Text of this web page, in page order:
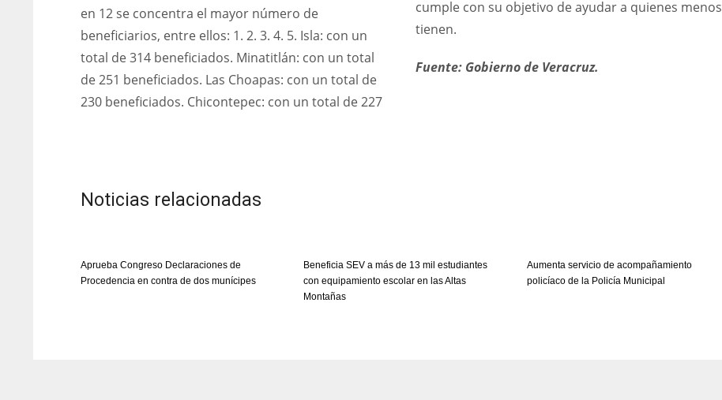
en 12 se concentra el mayor número de
beneficiarios, entre ellos: 1. 2. 3. 4. 5. Isla: con un
total de 314 beneficiados. Minatitlán: con un total
de 251 beneficiados. Las Choapas: con un total de
230 beneficiados. Chicontepec: con un total de 227
cumple con su objetivo de ayudar a quienes menos
tienen.
Fuente: Gobierno de Veracruz.
Noticias relacionadas
Aprueba Congreso Declaraciones de
Procedencia en contra de dos munícipes
Beneficia SEV a más de 13 mil estudiantes
con equipamiento escolar en las Altas
Montañas
Aumenta servicio de acompañamiento
policíaco de la Policía Municipal